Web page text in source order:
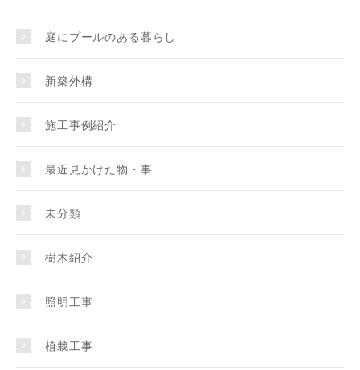
庭にプールのある暮らし
新築外構
施工事例紹介
最近見かけた物・事
未分類
樹木紹介
照明工事
植栽工事